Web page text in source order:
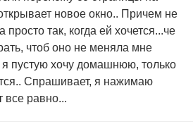
новое окно.. Причем не
так, когда ей хочется...че
чтоб оно не меняла мне
пустую хочу домашнюю, только
Спрашивает, я нажимаю
все равно...